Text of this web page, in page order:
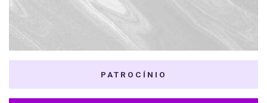
PATROCÍNIO